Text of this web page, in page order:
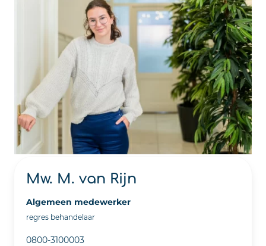
Mw. M. van Rijn
Algemeen medewerker
regres behandelaar
0800-3100003